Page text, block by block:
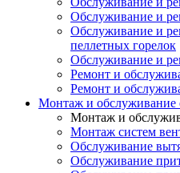
Обслуживание и
Обслуживание и
пеллетных горелок
Обслуживание и
Ремонт и
Ремонт и
Монтаж и обслуживание
Монтаж и
Монтаж систем
Обслуживание
Обслуживание